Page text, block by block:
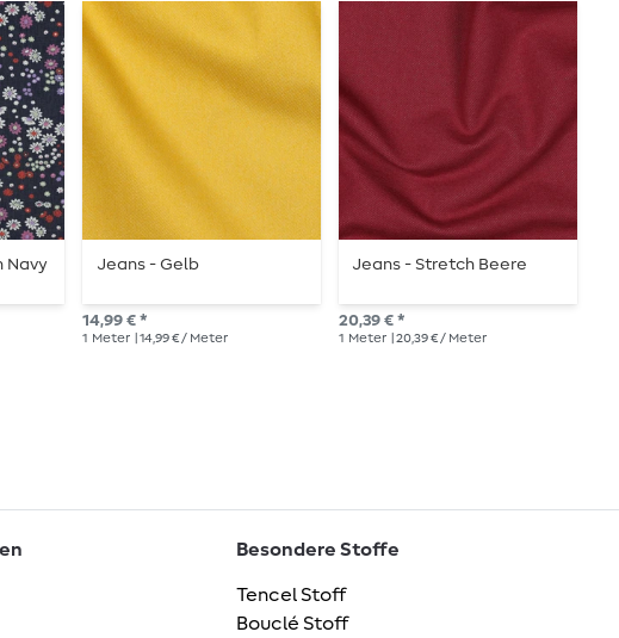
Navy Jeans - Gelb
14,99 € *
1 Meter | 14,99 € / Meter
Jeans - Stretch Beere
20,39 € *
1 Meter | 20,39 € / Meter
Besondere Stoffe
Tencel Stoff
Bouclé Stoff